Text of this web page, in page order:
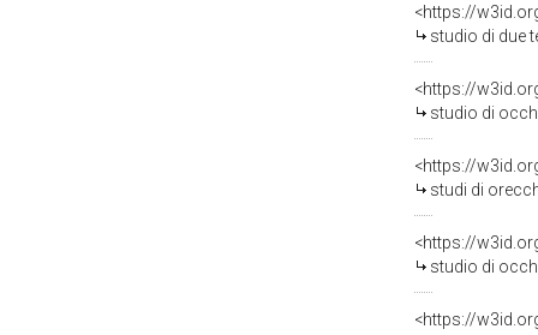
<https://
studio di due
<https://
studio di occhi e
<https://
studi di orecchie
<https://
studio di occhi
<https://